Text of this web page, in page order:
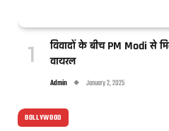
विवादों के बीच PM Modi से
वायरल
Admin January 2, 2025
BOLLYWOOD